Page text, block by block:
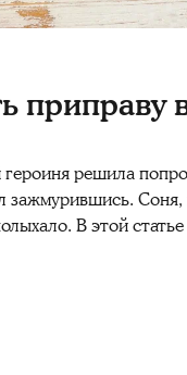
решила
зажмурившись. Соня,
В этой